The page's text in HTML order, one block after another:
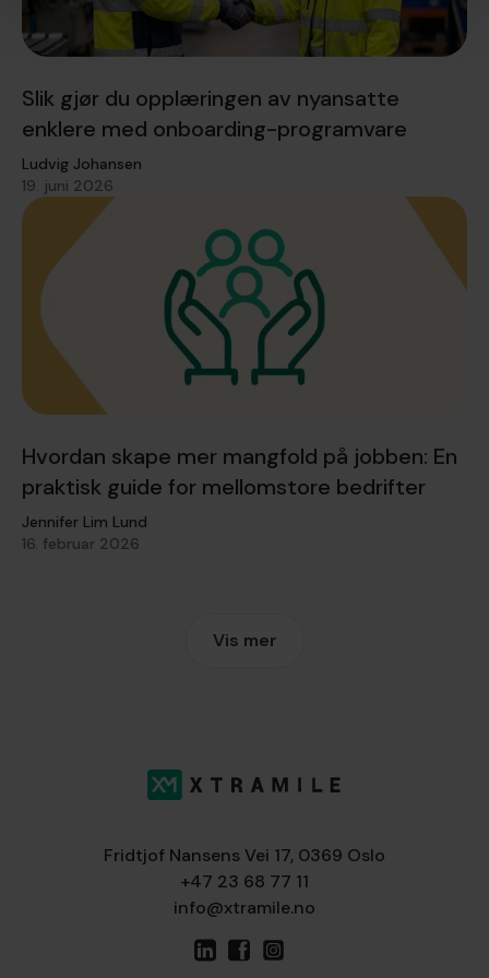
Slik gjør du opplæringen av nyansatte
enklere med onboarding-programvare
Ludvig Johansen
19. juni 2026
Hvordan skape mer mangfold på jobben: En
praktisk guide for mellomstore bedrifter
Jennifer Lim Lund
16. februar 2026
Vis mer
Fridtjof Nansens Vei 17, 0369 Oslo
+47 23 68 77 11
info@xtramile.no